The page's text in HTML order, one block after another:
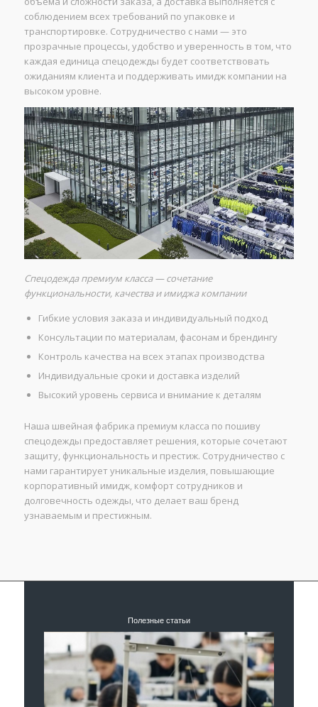
соблюдением всех требований по упаковке и
транспортировке. Сотрудничество с нами — это
прозрачные процессы, удобство и уверенность в том, что
каждая единица спецодежды будет соответствовать
ожиданиям клиента и поддерживать имидж компании на
высоком уровне.
Спецодежда премиум класса — сочетание
функциональности, качества и имиджа компании
Гибкие условия заказа и индивидуальный подход
Консультации по материалам, фасонам и брендингу
Контроль качества на всех этапах производства
Индивидуальные сроки и доставка изделий
Высокий уровень сервиса и внимание к деталям
Наша швейная фабрика премиум класса по пошиву
спецодежды предоставляет решения, которые сочетают
защиту, функциональность и престиж. Сотрудничество с
нами гарантирует уникальные изделия, повышающие
корпоративный имидж, комфорт сотрудников и
долговечность одежды, что делает ваш бренд
узнаваемым и престижным.
Полезные статьи